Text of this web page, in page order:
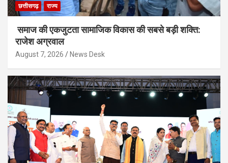
छत्तीसगढ़ राज्य
समाज की एकजुटता सामाजिक विकास की सबसे बड़ी शक्ति:
राजेश अग्रवाल
August 7, 2026 News Desk